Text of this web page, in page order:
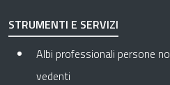
STRUMENTI E SERVIZI
Albi professionali persone
vedenti